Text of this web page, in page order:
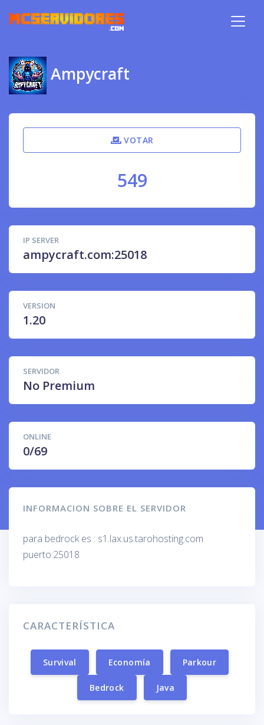
Ampycraft
IP SERVER
ampycraft.com:25018
VERSION
1.20
SERVIDOR
No Premium
ONLINE
0/69
VOTAR
549
INFORMACION SOBRE EL SERVIDOR
para bedrock es : s1.lax.us.tarohosting.com
puerto:25018
CARACTERÍSTICA
Survival Economía Parkour
Bedrock Java